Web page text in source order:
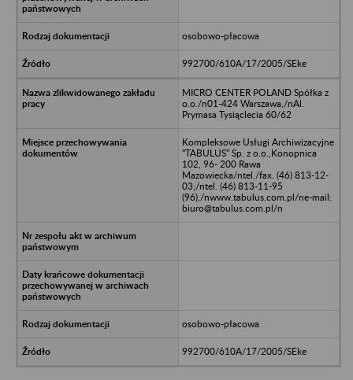
osobowo-płacowa
992700/610A/17/2005/SEke
MICRO CENTER POLAND Spółka z
o.o./n01-424 Warszawa,/nAl.
Prymasa Tysiąclecia 60/62
Kompleksowe Usługi Archiwizacyjne
"TABULUS" Sp. z o.o.,Konopnica
102, 96- 200 Rawa
Mazowiecka/ntel./fax. (46) 813-12-
03;/ntel. (46) 813-11-95
(96),/nwww.tabulus.com.pl/ne-mail:
biuro@tabulus.com.pl/n
osobowo-płacowa
992700/610A/17/2005/SEke